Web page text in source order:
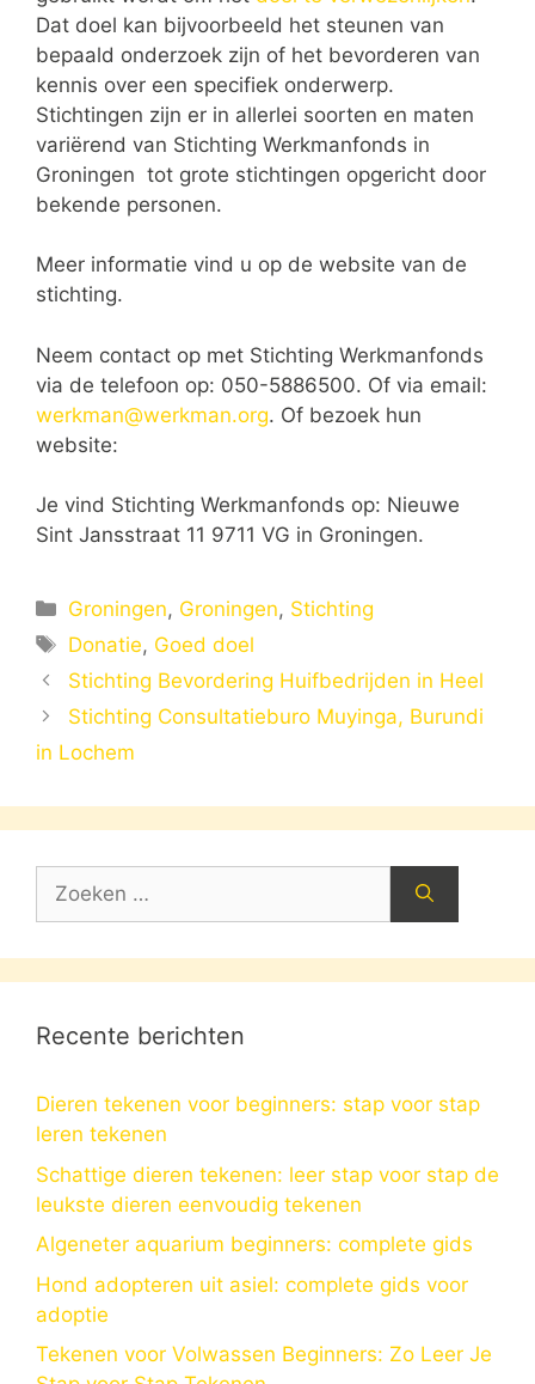
Dat doel kan bijvoorbeeld het steunen van
bepaald onderzoek zijn of het bevorderen van
kennis over een specifiek onderwerp.
Stichtingen zijn er in allerlei soorten en maten
variërend van Stichting Werkmanfonds in
Groningen tot grote stichtingen opgericht door
bekende personen.
Meer informatie vind u op de website van de
stichting.
Neem contact op met Stichting Werkmanfonds
via de telefoon op: 050-5886500. Of via email:
werkman@werkman.org. Of bezoek hun
website:
Je vind Stichting Werkmanfonds op: Nieuwe
Sint Jansstraat 11 9711 VG in Groningen.
Categorieën
Groningen, Groningen, Stichting
Tags
Donatie, Goed doel
Stichting Bevordering Huifbedrijden in Heel
Stichting Consultatieburo Muyinga, Burundi
in Lochem
Zoek
Recente berichten
Dieren tekenen voor beginners: stap voor stap
leren tekenen
Schattige dieren tekenen: leer stap voor stap de
leukste dieren eenvoudig tekenen
Algeneter aquarium beginners: complete gids
Hond adopteren uit asiel: complete gids voor
adoptie
Tekenen voor Volwassen Beginners: Zo Leer Je